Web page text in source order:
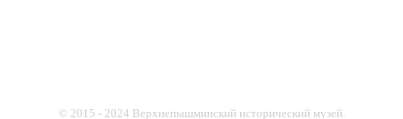
© 2015 - 2024 Верхнепышминский исторический музей.